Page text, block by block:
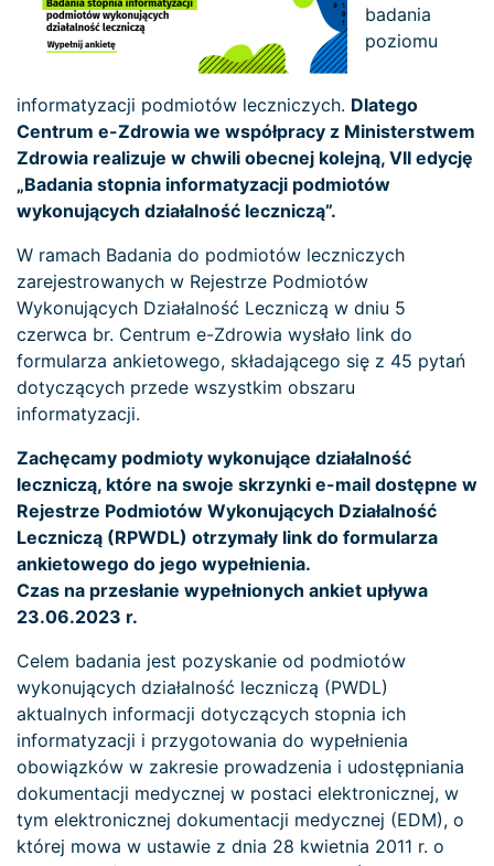
badania
poziomu
informatyzacji podmiotów leczniczych. Dlatego
Centrum e-Zdrowia we współpracy z Ministerstwem
Zdrowia realizuje w chwili obecnej kolejną, VII edycję
„Badania stopnia informatyzacji podmiotów
wykonujących działalność leczniczą”.
W ramach Badania do podmiotów leczniczych
zarejestrowanych w Rejestrze Podmiotów
Wykonujących Działalność Leczniczą w dniu 5
czerwca br. Centrum e-Zdrowia wysłało link do
formularza ankietowego, składającego się z 45 pytań
dotyczących przede wszystkim obszaru
informatyzacji.
Zachęcamy podmioty wykonujące działalność
leczniczą, które na swoje skrzynki e-mail dostępne w
Rejestrze Podmiotów Wykonujących Działalność
Leczniczą (RPWDL) otrzymały link do formularza
ankietowego do jego wypełnienia.
Czas na przesłanie wypełnionych ankiet upływa
23.06.2023 r.
Celem badania jest pozyskanie od podmiotów
wykonujących działalność leczniczą (PWDL)
aktualnych informacji dotyczących stopnia ich
informatyzacji i przygotowania do wypełnienia
obowiązków w zakresie prowadzenia i udostępniania
dokumentacji medycznej w postaci elektronicznej, w
tym elektronicznej dokumentacji medycznej (EDM), o
której mowa w ustawie z dnia 28 kwietnia 2011 r. o